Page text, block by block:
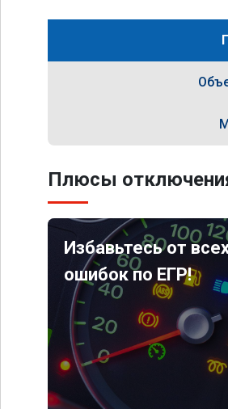
Плюсы
Избавьтесь от
ошибок по ЕГР!